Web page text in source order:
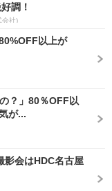
調！
会社)
以上が
？」80％OFF以
が...
影会はHDC名古屋